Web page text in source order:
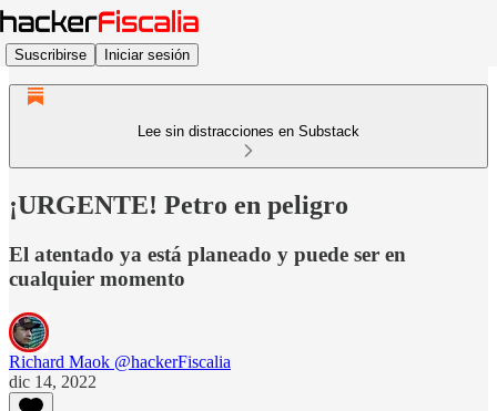
Suscribirse Iniciar sesión
Lee sin distracciones en Substack
¡URGENTE! Petro en peligro
El atentado ya está planeado y puede ser en
cualquier momento
Richard Maok @hackerFiscalia
dic 14, 2022